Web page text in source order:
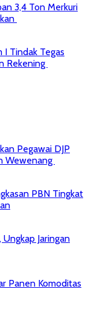
3,4 Ton Merkuri
I Tindak Tegas
Rekening
Pegawai DJP
Wewenang
PBN Tingkat
Jaringan
Panen Komoditas